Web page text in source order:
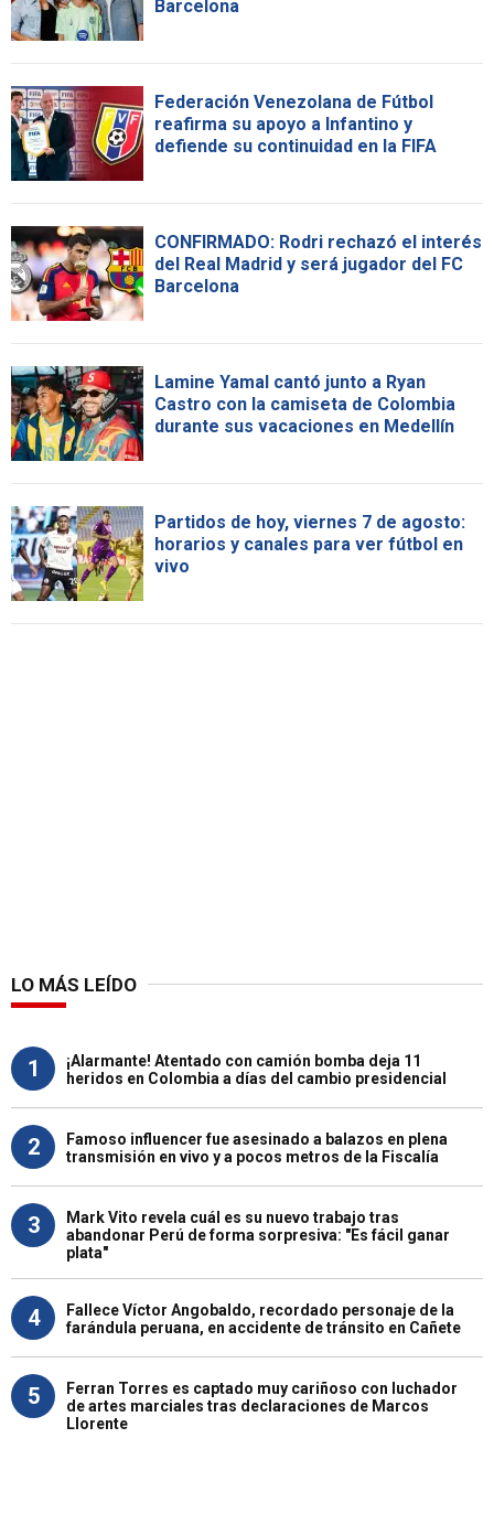
Barcelona
Federación Venezolana de Fútbol
reafirma su apoyo a Infantino y
defiende su continuidad en la FIFA
CONFIRMADO: Rodri rechazó el interés
del Real Madrid y será jugador del FC
Barcelona
Lamine Yamal cantó junto a Ryan
Castro con la camiseta de Colombia
durante sus vacaciones en Medellín
Partidos de hoy, viernes 7 de agosto:
horarios y canales para ver fútbol en
vivo
LO MÁS LEÍDO
1
¡Alarmante! Atentado con camión bomba deja 11
heridos en Colombia a días del cambio presidencial
2
Famoso influencer fue asesinado a balazos en plena
transmisión en vivo y a pocos metros de la Fiscalía
3
Mark Vito revela cuál es su nuevo trabajo tras
abandonar Perú de forma sorpresiva: "Es fácil ganar
plata"
4
Fallece Víctor Angobaldo, recordado personaje de la
farándula peruana, en accidente de tránsito en Cañete
5
Ferran Torres es captado muy cariñoso con luchador
de artes marciales tras declaraciones de Marcos
Llorente